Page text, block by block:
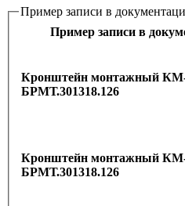
Пример записи в
Пример записи в
Кронштейн монтажный
БРМТ.301318.126
Кронштейн монтажный
БРМТ.301318.126